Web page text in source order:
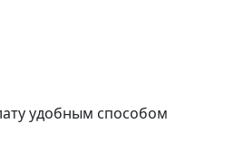
удобным способом